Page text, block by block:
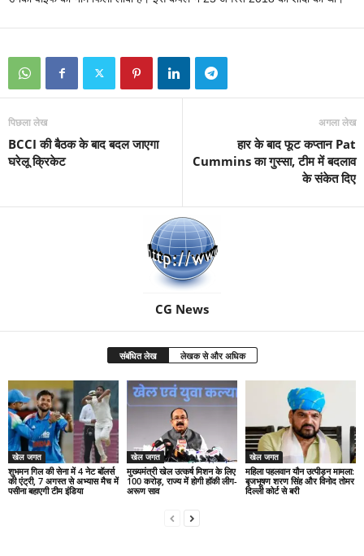
पिछला लेख
BCCI की बैठक के बाद बदल जाएगा
घरेलू क्रिकेट
अगला लेख
हार के बाद फूट कप्‍तान Pat
Cummins का गुस्‍सा, टीम में बदलाव
के संकेत दिए
CG News
संबंधित लेख लेखक से और अधिक
खेल जगत
शुभमन गिल की सेना में 4 नेट बॉलर्स
की एंट्री, 7 अगस्त से अभ्यास मैच में
पसीना बहाएगी टीम इंडिया
खेल जगत
मुख्यमंत्री खेल उत्कर्ष मिशन के लिए
100 करोड़, राज्य में होगी हॉकी लीग-
अरूण साव
खेल जगत
महिला पहलवान यौन उत्पीड़न मामला:
बृजभूषण शरण सिंह और विनोद तोमर
दिल्ली कोर्ट से बरी